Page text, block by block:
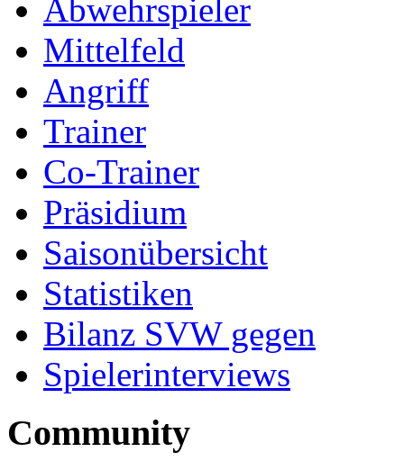
Abwehrspieler
Mittelfeld
Angriff
Trainer
Co-Trainer
Präsidium
Saisonübersicht
Statistiken
Bilanz SVW gegen
Spielerinterviews
Community